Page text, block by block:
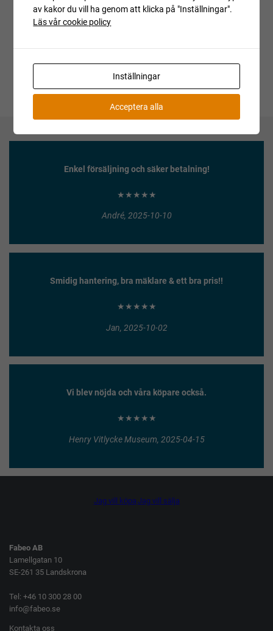
budgivningen, var vänlig kontakta ansvarig mäklare för
aktuell status.
Enkel försäljning och säker betalning!
★★★★★
André, 2025-10-10
Smidig hantering, bra mäklare & ett bra pris!!
★★★★★
Jan, 2025-10-02
Vi blev nöjda och våra köpare också.
★★★★★
Henry Vitlycke Museum, 2025-04-15
Jag vill köpa Jag vill sälja
Fabeo AB
Lamellgatan 10
SE-261 35 Landskrona
Tel: +46 10 300 28 00
info@fabeo.se
Kontakta oss
av kakor du vill ha genom att klicka på "Inställningar".
Läs vår cookie policy
Inställningar
Acceptera alla